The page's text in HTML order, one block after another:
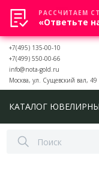
+7(495) 135-00-10
+7(499) 550-00-66
info@nota-gold.ru
Москва, ул. Сущевский вал, 49
КАТАЛОГ
РАССЧИТАЕМ
«Ответьте